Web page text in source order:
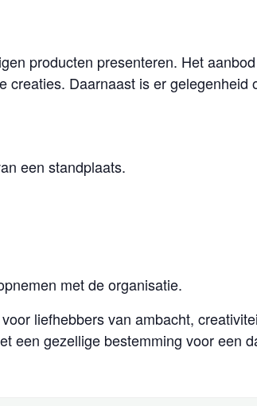
producten presenteren. Het
Daarnaast is er gelegenheid
een standplaats.
met de organisatie.
liefhebbers van ambacht,
een gezellige bestemming voor een